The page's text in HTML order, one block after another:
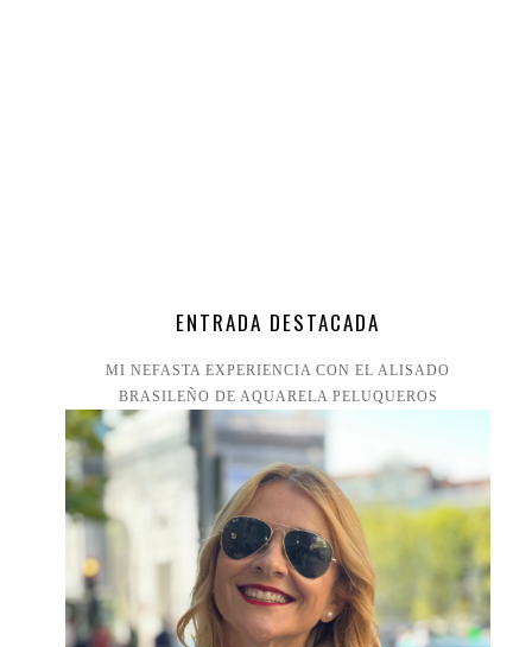
ENTRADA DESTACADA
MI NEFASTA EXPERIENCIA CON EL ALISADO
BRASILEÑO DE AQUARELA PELUQUEROS